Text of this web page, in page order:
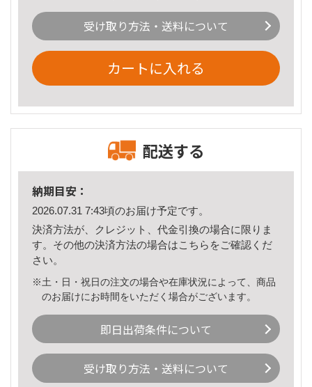
受け取り方法・送料について
カートに入れる
配送する
納期目安：
2026.07.31 7:43頃のお届け予定です。
決済方法が、クレジット、代金引換の場合に限りま
す。その他の決済方法の場合はこちら をご確認くだ
さい。
※土・日・祝日の注文の場合や在庫状況によって、商品
のお届けにお時間をいただく場合がございます。
即日出荷条件について
受け取り方法・送料について